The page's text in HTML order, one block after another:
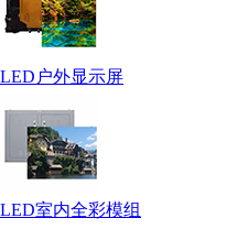
LED户外显示屏
LED室内全彩模组